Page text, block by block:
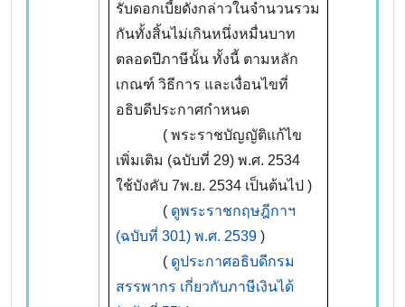
รับดอกเบี้ยดังกล่าวในจำนวนรวม
กันทั้งสิ้นไม่เกินหนึ่งหมื่นบาท
ตลอดปีภาษีนั้น ทั้งนี้ ตามหลัก
เกณฑ์ วิธีการ และเงื่อนไขที่
อธิบดีประกาศกำหนด
( พระราชบัญญัติแก้ไข
เพิ่มเติม (ฉบับที่ 29) พ.ศ. 2534
ใช้บังคับ 7พ.ย. 2534 เป็นต้นไป )
( ดูพระราชกฤษฎีกาฯ
(ฉบับที่ 301) พ.ศ. 2539 )
( ดูประกาศอธิบดีกรม
สรรพากร เกี่ยวกับภาษีเงินได้